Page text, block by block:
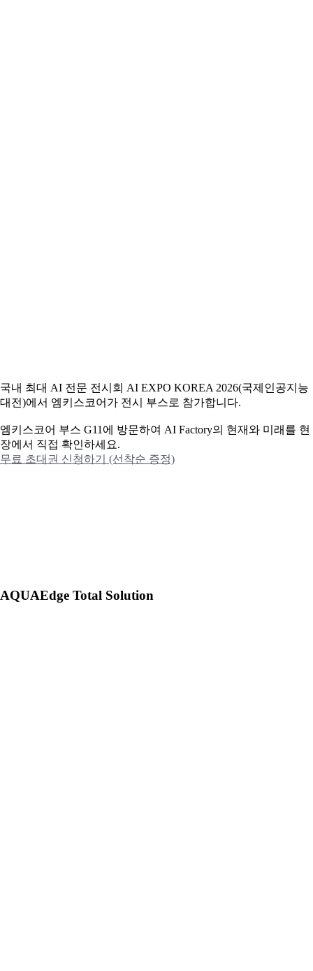
국내 최대 AI 전문 전시회 AI EXPO KOREA 2026(국제인공지능
대전)에서 엠키스코어가 전시 부스로 참가합니다.
엠키스코어 부스 G11에 방문하여 AI Factory의 현재와 미래를 현
장에서 직접 확인하세요.
무료 초대권 신청하기 (선착순 증정)
AQUAEdge Total Solution